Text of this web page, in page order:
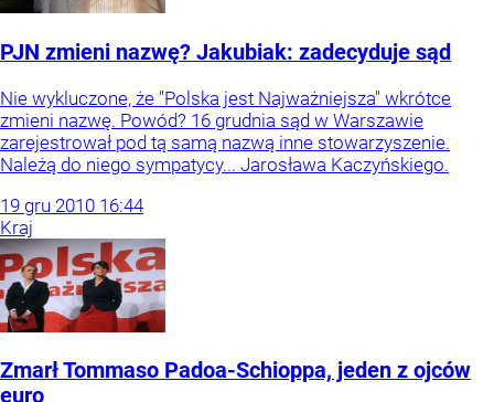
PJN zmieni nazwę? Jakubiak: zadecyduje sąd
Nie wykluczone, że "Polska jest Najważniejsza" wkrótce
zmieni nazwę. Powód? 16 grudnia sąd w Warszawie
zarejestrował pod tą samą nazwą inne stowarzyszenie.
Należą do niego sympatycy... Jarosława Kaczyńskiego.
19 gru 2010 16:44
Kraj
Zmarł Tommaso Padoa-Schioppa, jeden z ojców
euro